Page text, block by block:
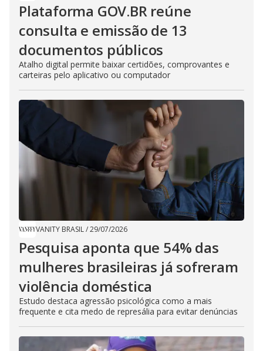
Plataforma GOV.BR reúne
consulta e emissão de 13
documentos públicos
Atalho digital permite baixar certidões, comprovantes e
carteiras pelo aplicativo ou computador
VANITY BRASIL/29/07/2026
Pesquisa aponta que 54% das
mulheres brasileiras já sofreram
violência doméstica
Estudo destaca agressão psicológica como a mais
frequente e cita medo de represália para evitar denúncias